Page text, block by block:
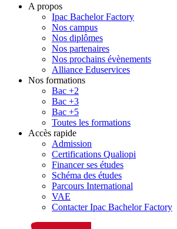
A propos
Ipac Bachelor Factory
Nos campus
Nos diplômes
Nos partenaires
Nos prochains évènements
Alliance Eduservices
Nos formations
Bac +2
Bac +3
Bac +5
Toutes les formations
Accès rapide
Admission
Certifications Qualiopi
Financer ses études
Schéma des études
Parcours International
VAE
Contacter Ipac Bachelor Factory